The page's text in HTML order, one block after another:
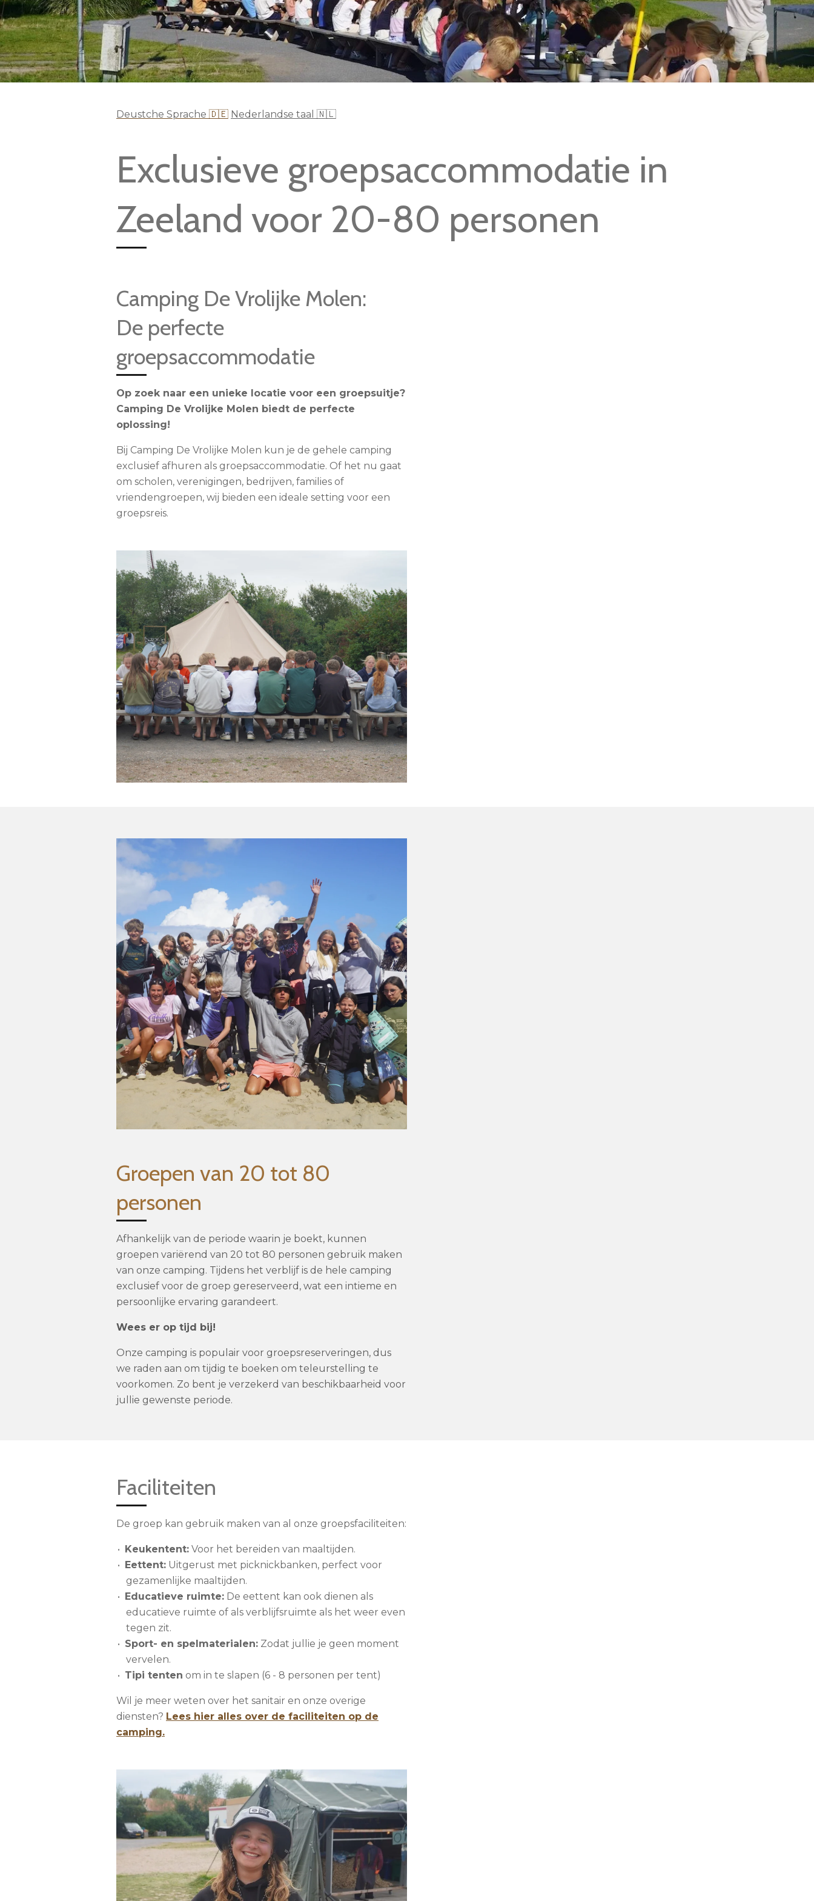
Deustche Sprache 🇩🇪 Nederlandse taal 🇳🇱
Exclusieve groepsaccommodatie in
Zeeland voor 20-80 personen
Camping De Vrolijke Molen:
De perfecte
groepsaccommodatie
Op zoek naar een unieke locatie voor een groepsuitje?
Camping De Vrolijke Molen biedt de perfecte
oplossing!
Bij Camping De Vrolijke Molen kun je de gehele camping
exclusief afhuren als groepsaccommodatie. Of het nu gaat
om scholen, verenigingen, bedrijven, families of
vriendengroepen, wij bieden een ideale setting voor een
groepsreis.
Groepen van 20 tot 80
personen
Afhankelijk van de periode waarin je boekt, kunnen
groepen variërend van 20 tot 80 personen gebruik maken
van onze camping. Tijdens het verblijf is de hele camping
exclusief voor de groep gereserveerd, wat een intieme en
persoonlijke ervaring garandeert.
Wees er op tijd bij!
Onze camping is populair voor groepsreserveringen, dus
we raden aan om tijdig te boeken om teleurstelling te
voorkomen. Zo bent je verzekerd van beschikbaarheid voor
jullie gewenste periode.
Faciliteiten
De groep kan gebruik maken van al onze groepsfaciliteiten:
Keukentent:Voor het bereiden van maaltijden.
Eettent:Uitgerust met picknickbanken, perfect voor
gezamenlijke maaltijden.
Educatieve ruimte:De eettent kan ook dienen als
educatieve ruimte of als verblijfsruimte als het weer even
tegen zit.
Sport- en spelmaterialen:Zodat jullie je geen moment
vervelen.
Tipi tenten om in te slapen (6 - 8 personen per tent)
Wil je meer weten over het sanitair en onze overige
diensten? Lees hier alles over de faciliteiten op de
camping.